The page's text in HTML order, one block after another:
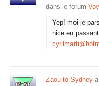
dans le forum
Yep! moi je
nice en
Zaou to Sydney